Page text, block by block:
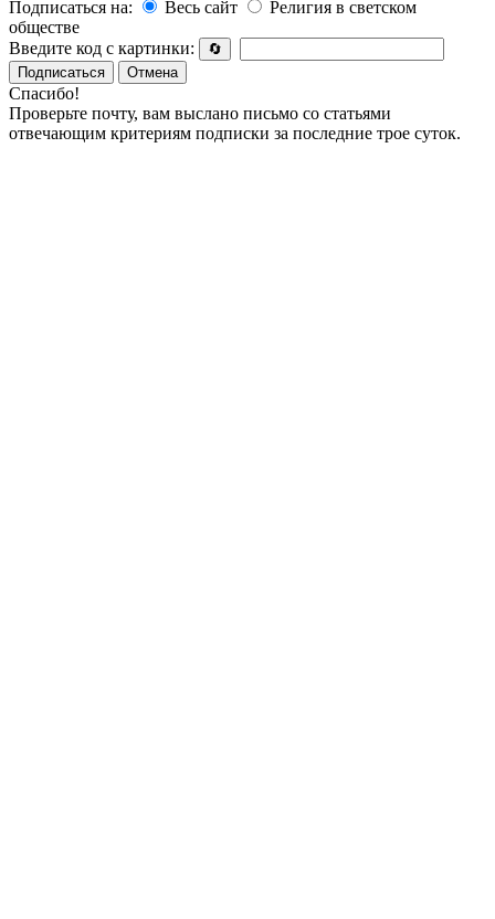
Подписаться на:
Весь сайт
Религия в светском
обществе
Введите код с картинки:
🔄
Подписаться
Отмена
Спасибо!
Проверьте почту, вам выслано письмо со статьями
отвечающим критериям подписки за последние трое суток.